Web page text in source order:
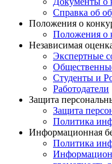
Справка об
Положения о
Положения о
Независимая
Экспертные
Студенты и
Работодатели
Защита
Защита
Политика
Информационная
Политика